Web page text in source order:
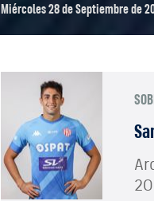
Miércoles 28 de Septiembre de